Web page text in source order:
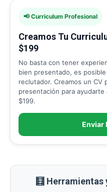
📢 Curriculum Profesional
Creamos Tu
$199
No basta con tener
bien presentado, es
reclutador. Creamos un CV
presentación para ayudarte
$199.
Enviar
🧮 Herramientas